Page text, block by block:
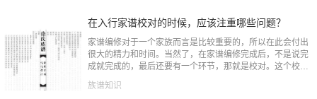
在入行家谱校对的时候，应该注重哪些问题？
家谱编修对于一个家族而言是比较重要的，所以在此会付出
很大的精力和时间。当然了，在家谱编修完成后，不是说完
成就完成的，最后还要有一个环节，那就是校对。这个校对
是非常重要的，假如校对的过程中不认真对待的话，等到真
正印刷家谱后才发...
族谱知识